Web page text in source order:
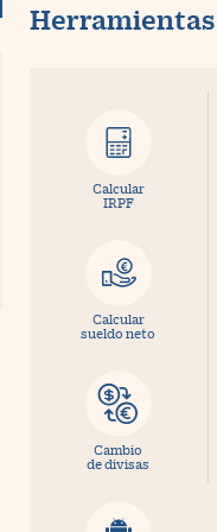
Herramientas
Calcular
IRPF
Calcular
sueldo neto
Cambio
de divisas